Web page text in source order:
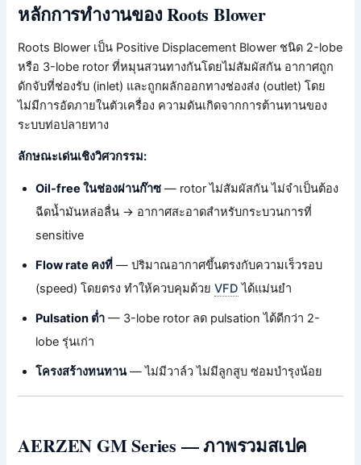
หลักการทำงานของ Roots Blower
Roots Blower เป็น Positive Displacement Blower ชนิด 2-lobe
หรือ 3-lobe rotor ที่หมุนสวนทางกันโดยไม่สัมผัสกัน อากาศถูก
ดักจับที่ช่องรับ (inlet) และถูกผลักออกทางช่องส่ง (outlet) โดย
ไม่มีการอัดภายในตัวเครื่อง ความดันเกิดจากการต้านทานของ
ระบบท่อปลายทาง
ลักษณะเด่นเชิงวิศวกรรม:
Oil-free ในช่องผ่านก๊าซ — rotor ไม่สัมผัสกัน ไม่จำเป็นต้อง
ฉีดน้ำมันหล่อลื่น → อากาศสะอาดสำหรับกระบวนการที่
sensitive
Flow rate คงที่ — ปริมาณอากาศขึ้นตรงกับความเร็วรอบ
(speed) โดยตรง ทำให้ควบคุมด้วยVFD ได้แม่นยำ
Pulsation ต่ำ — 3-lobe rotor ลด pulsation ได้ดีกว่า 2-
lobe รุ่นเก่า
โครงสร้างทนทาน— ไม่มีวาล์ว ไม่มีลูกสูบ ซ่อมบำรุงน้อย
AERZEN GM Series — ภาพรวมสเปค